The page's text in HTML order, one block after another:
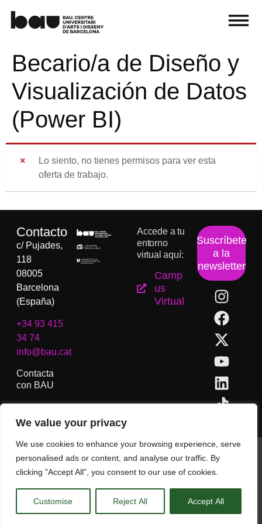
We value your privacy
We use cookies to enhance your browsing experience, serve
personalised ads or content, and analyse our traffic. By
clicking "Accept All", you consent to our use of cookies.
Customise Reject All Accept All
Becario/a de Diseño y
Visualización de Datos
(Power BI)
Lo siento, no tienes permisos para ver esta
oferta de trabajo.
Contacto
c/ Pujades,
118
08005
Barcelona
(España)
+34 93 415
34 74
info@bau.cat
Contacta
con BAU
Accede a tu
entorno
virtual aquí:
Camp
us
Virtual
Suscríbete
a la
newsletter
BAU, Centro Universitario de Artes y Diseño de Barcelona.
Copyright © Todos los derechos reservados.
Aviso Legal
ES EN